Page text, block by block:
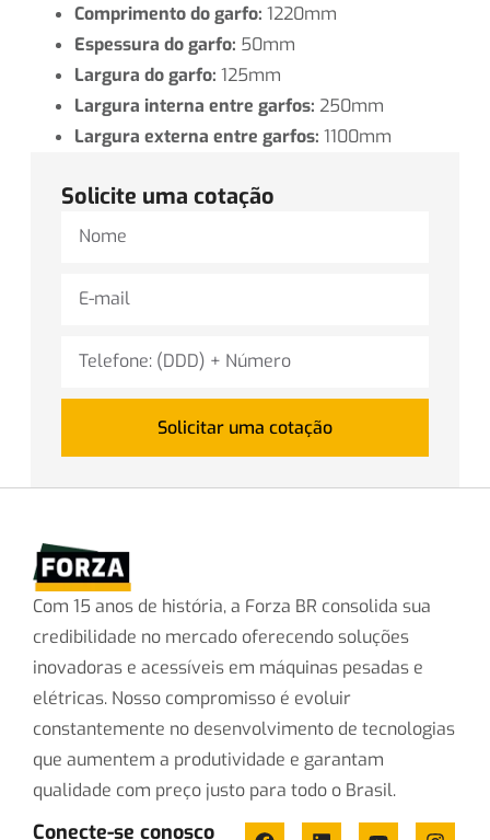
Comprimento do garfo: 1220mm
Espessura do garfo: 50mm
Largura do garfo: 125mm
Largura interna entre garfos: 250mm
Largura externa entre garfos: 1100mm
Solicite uma cotação
Solicitar uma cotação
Com 15 anos de história, a Forza BR consolida sua
credibilidade no mercado oferecendo soluções
inovadoras e acessíveis em máquinas pesadas e
elétricas. Nosso compromisso é evoluir
constantemente no desenvolvimento de tecnologias
que aumentem a produtividade e garantam
qualidade com preço justo para todo o Brasil.
Conecte-se conosco